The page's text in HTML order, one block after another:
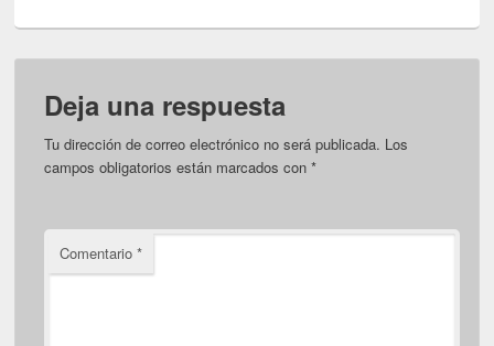
Deja una respuesta
Tu dirección de correo electrónico no será publicada. Los
campos obligatorios están marcados con*
Comentario*